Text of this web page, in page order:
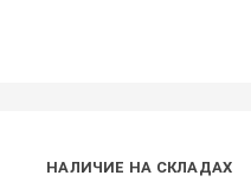
НАЛИЧИЕ НА СКЛАДАХ